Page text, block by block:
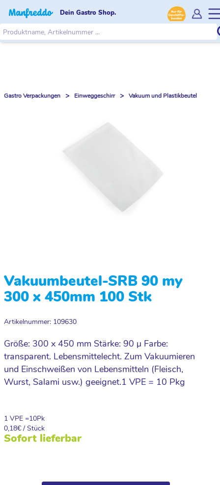
Dein Gastro Shop.
Gastro Verpackungen > Einweggeschirr > Vakuum und Plastikbeutel
Vakuumbeutel-SRB 90 my
300 x 450mm 100 Stk
Artikelnummer: 109630
Größe: 300 x 450 mm Stärke: 90 µ Farbe:
transparent. Lebensmittelecht. Zum Vakuumieren
und Einschweißen von Lebensmitteln (Fleisch,
Wurst, Salami usw.) geeignet.1 VPE = 10 Pkg
1 VPE =10Pk
0,18€ / Stück
Sofort lieferbar